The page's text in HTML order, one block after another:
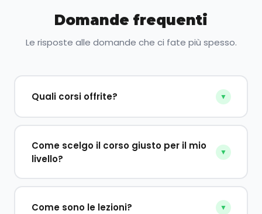
Domande frequenti
Le risposte alle domande che ci fate più spesso.
Quali corsi offrite? ▼
Come scelgo il corso giusto per il mio
livello?
▼
Come sono le lezioni? ▼